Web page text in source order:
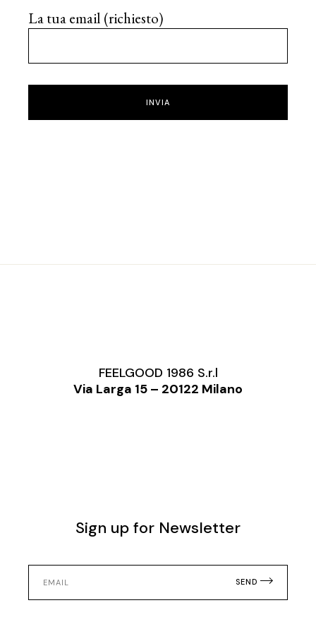
La tua email (richiesto)
INVIA
FEELGOOD 1986 S.r.l
Via Larga 15 – 20122 Milano
Sign up for Newsletter
SEND